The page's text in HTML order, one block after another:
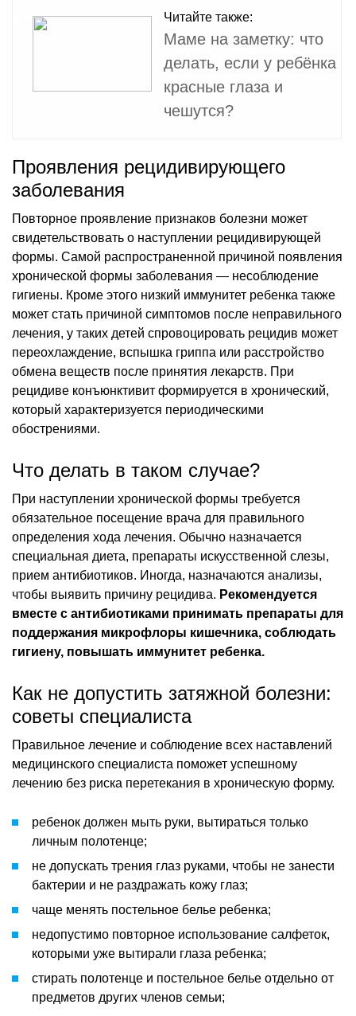
Читайте также:
Маме на заметку: что
делать, если у ребёнка
красные глаза и
чешутся?
Проявления рецидивирующего
заболевания
Повторное проявление признаков болезни может
свидетельствовать о наступлении рецидивирующей
формы. Самой распространенной причиной появления
хронической формы заболевания — несоблюдение
гигиены. Кроме этого низкий иммунитет ребенка также
может стать причиной симптомов после неправильного
лечения, у таких детей спровоцировать рецидив может
переохлаждение, вспышка гриппа или расстройство
обмена веществ после принятия лекарств. При
рецидиве конъюнктивит формируется в хронический,
который характеризуется периодическими
обострениями.
Что делать в таком случае?
При наступлении хронической формы требуется
обязательное посещение врача для правильного
определения хода лечения. Обычно назначается
специальная диета, препараты искусственной слезы,
прием антибиотиков. Иногда, назначаются анализы,
чтобы выявить причину рецидива. Рекомендуется
вместе с антибиотиками принимать препараты для
поддержания микрофлоры кишечника, соблюдать
гигиену, повышать иммунитет ребенка.
Как не допустить затяжной болезни:
советы специалиста
Правильное лечение и соблюдение всех наставлений
медицинского специалиста поможет успешному
лечению без риска перетекания в хроническую форму.
ребенок должен мыть руки, вытираться только
личным полотенце;
не допускать трения глаз руками, чтобы не занести
бактерии и не раздражать кожу глаз;
чаще менять постельное белье ребенка;
недопустимо повторное использование салфеток,
которыми уже вытирали глаза ребенка;
стирать полотенце и постельное белье отдельно от
предметов других членов семьи;